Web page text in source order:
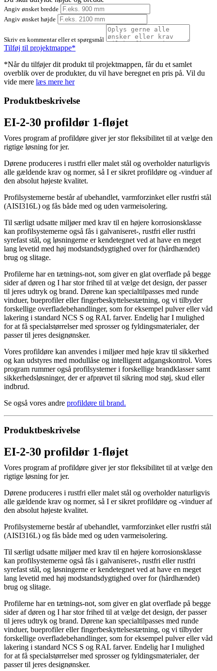
Angiv ønsket bredde
Angiv ønsket højde
Skriv en kommentar eller et spørgsmål
Tilføj til projektmappe*
*Når du tilføjer dit produkt til projektmappen, får du et samlet
overblik over de produkter, du vil have beregnet en pris på. Vil du
vide mere læs mere her
Produktbeskrivelse
EI-2-30 profildør 1-fløjet
Vores program af profildøre giver jer stor fleksibilitet til at vælge den
rigtige løsning for jer.
Dørene produceres i rustfri eller malet stål og overholder naturligvis
alle gældende krav og normer, så I er sikret profildøre og -vinduer af
den absolut højeste kvalitet.
Profilsystemerne består af ubehandlet, varmforzinket eller rustfri stål
(AISI316L) og fås både med og uden varmeisolering.
Til særligt udsatte miljøer med krav til en højere korrosionsklasse
kan profilsystemerne også fås i galvaniseret-, rustfri eller rustfri
syrefast stål, og løsningerne er kendetegnet ved at have en meget
lang levetid med høj modstandsdygtighed over for (hårdhændet)
brug og slitage.
Profilerne har en tætnings-not, som giver en glat overflade på begge
sider af døren og I har stor frihed til at vælge det design, der passer
til jeres udtryk og brand. Dørene kan specialtilpasses med runde
vinduer, bueprofiler eller fingerbeskyttelsestætning, og vi tilbyder
forskellige overfladebehandlinger, som for eksempel pulver­ eller våd
lakering i standard NCS S­ og RAL farver. Endelig har I mulighed
for at få specialstørrelser med sprosser og fyldingsmaterialer, der
passer til jeres designønsker.
Vores profildøre kan anvendes i miljøer med høje krav til sikkerhed
og kan udstyres med modullåse og intelligent adgangskontrol. Vores
program rummer også profilsystemer i forskellige brandklasser samt
sikkerhedsløsninger, der er afprøvet til sikring mod støj, skud eller
indbrud.
Se også vores andre profildøre til brand.
Produktbeskrivelse
EI-2-30 profildør 1-fløjet
Vores program af profildøre giver jer stor fleksibilitet til at vælge den
rigtige løsning for jer.
Dørene produceres i rustfri eller malet stål og overholder naturligvis
alle gældende krav og normer, så I er sikret profildøre og -vinduer af
den absolut højeste kvalitet.
Profilsystemerne består af ubehandlet, varmforzinket eller rustfri stål
(AISI316L) og fås både med og uden varmeisolering.
Til særligt udsatte miljøer med krav til en højere korrosionsklasse
kan profilsystemerne også fås i galvaniseret-, rustfri eller rustfri
syrefast stål, og løsningerne er kendetegnet ved at have en meget
lang levetid med høj modstandsdygtighed over for (hårdhændet)
brug og slitage.
Profilerne har en tætnings-not, som giver en glat overflade på begge
sider af døren og I har stor frihed til at vælge det design, der passer
til jeres udtryk og brand. Dørene kan specialtilpasses med runde
vinduer, bueprofiler eller fingerbeskyttelsestætning, og vi tilbyder
forskellige overfladebehandlinger, som for eksempel pulver­ eller våd
lakering i standard NCS S­ og RAL farver. Endelig har I mulighed
for at få specialstørrelser med sprosser og fyldingsmaterialer, der
passer til jeres designønsker.